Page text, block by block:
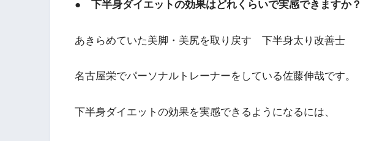
● 下半身ダイエットの効果はどれくらいで実感できますか？
あきらめていた美脚・美尻を取り戻す 下半身太り改善士
名古屋栄でパーソナルトレーナーをしている佐藤伸哉です。
下半身ダイエットの効果を実感できるようになるには、